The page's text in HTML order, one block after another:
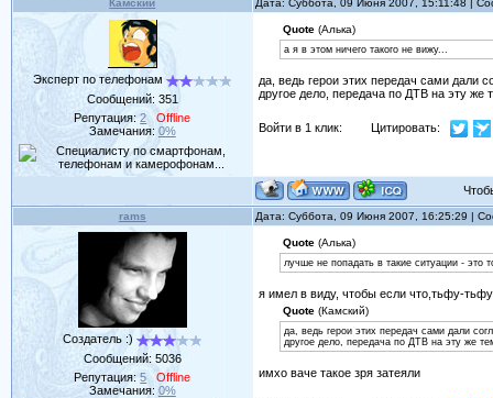
Камский Дата: Суббота, 09 Июня 2007, 15:11:48 |
Эксперт по телефонам
Сообщений: 351
Репутация:2
Offline
Замечания: 0%
Quote(Алька)
а я в этом ничего такого не вижу...
да, ведь герои этих передач сами дали
другое дело, передача по ДТВ на эту
Войти в 1 клик: Цитировать:
rams Дата: Суббота, 09 Июня 2007, 16:25:29 |
Создатель :)
Сообщений: 5036
Репутация:5
Offline
Замечания: 0%
Quote(Алька)
лучше не попадать в такие ситуации - это
я имел в виду, чтобы если что,тьфу-
Quote(Камский)
да, ведь герои этих передач сами дали
другое дело, передача по ДТВ на эту же
имхо ваче такое зря затеяли